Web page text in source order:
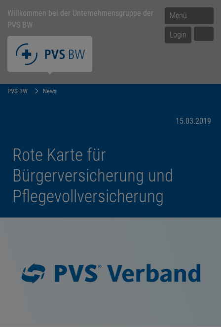
Menü
Login
Willkommen bei der Unternehmensgruppe der
PVS BW
PVS BW News
15.03.2019
Rote Karte für
Bürgerversicherung und
Pflegevollversicherung